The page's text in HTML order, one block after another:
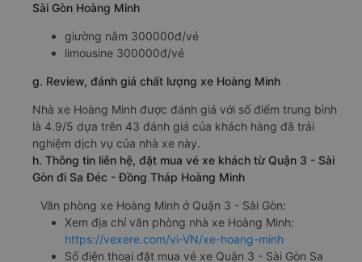
Sài Gòn Hoàng Minh
giường nằm 300000đ/vé
limousine 300000đ/vé
g. Review, đánh giá chất lượng xe Hoàng Minh
Nhà xe Hoàng Minh được đánh giá với số điểm trung bình
là 4.9/5 dựa trên 43 đánh giá của khách hàng đã trải
nghiệm dịch vụ của nhà xe này.
h. Thông tin liên hệ, đặt mua vé xe khách từ Quận 3 - Sài
Gòn đi Sa Đéc - Đồng Tháp Hoàng Minh
Văn phòng xe Hoàng Minh ở Quận 3 - Sài Gòn:
Xem địa chỉ văn phòng nhà xe Hoàng Minh:
https://vexere.com/vi-VN/xe-hoang-minh
Số điện thoại đặt mua vé xe Quận 3 - Sài Gòn Sa